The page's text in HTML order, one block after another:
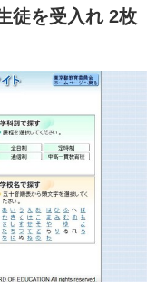
徒を受入れ 2枚